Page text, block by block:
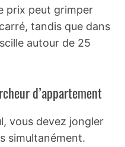
prix peut grimper
tandis que dans
autour de 25
d’appartement
vous devez jongler
simultanément.